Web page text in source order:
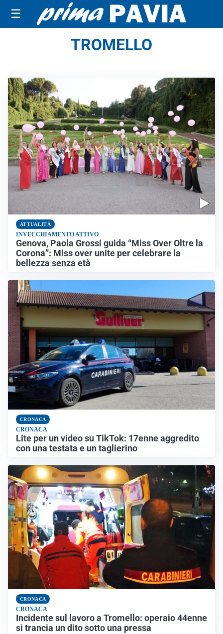
☰
TROMELLO
ATTUALITÀ
INVECCHIAMENTO ATTIVO
Genova, Paola Grossi guida “Miss Over Oltre la
Corona”: Miss over unite per celebrare la
bellezza senza età
CRONACA
CRONACA
Lite per un video su TikTok: 17enne aggredito
con una testata e un taglierino
CRONACA
CRONACA
Incidente sul lavoro a Tromello: operaio 44enne
si trancia un dito sotto una pressa